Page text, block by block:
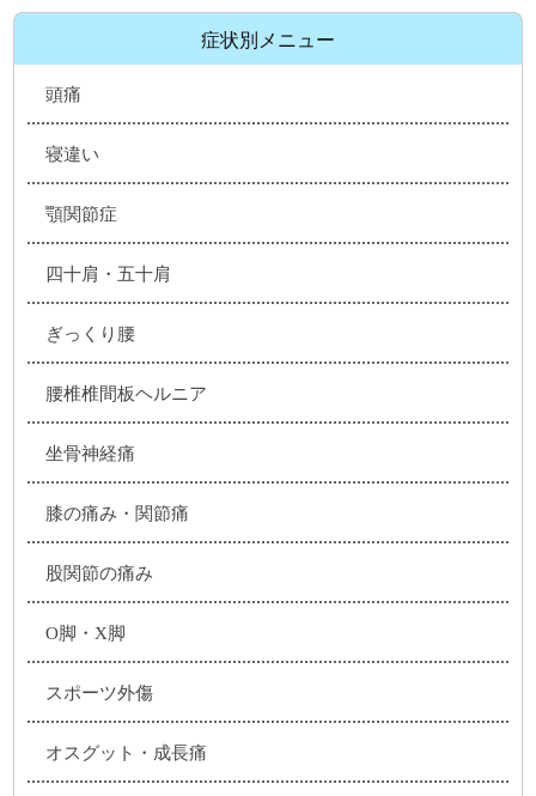
症状別メニュー
頭痛
寝違い
顎関節症
四十肩・五十肩
ぎっくり腰
腰椎椎間板ヘルニア
坐骨神経痛
膝の痛み・関節痛
股関節の痛み
O脚・X脚
スポーツ外傷
オスグット・成長痛